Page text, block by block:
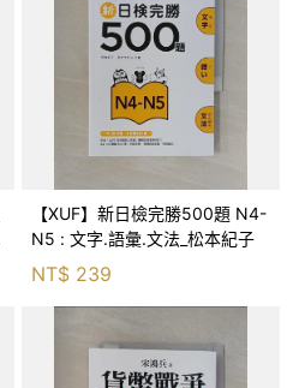
【XUF】新日檢完勝500題 N4-
N5 : 文字.語彙.文法_松本紀子
NT$ 239